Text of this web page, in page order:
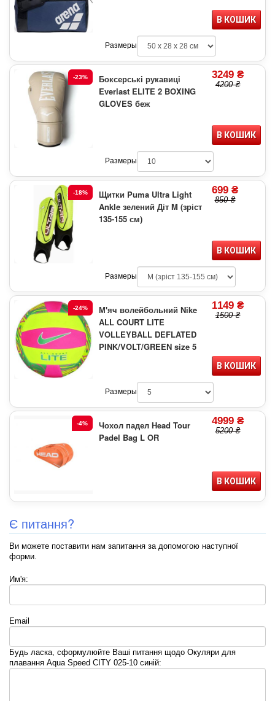
В КОШИК
Размеры
-23%
Боксерські рукавиці
Everlast ELITE 2 BOXING
GLOVES беж
3249 ₴
4200 ₴
В КОШИК
Размеры
-18%
Щитки Puma Ultra Light
Ankle зелений Діт M (зріст
135-155 см)
699 ₴
850 ₴
В КОШИК
Размеры
-24%
М'яч волейбольний Nike
ALL COURT LITE
VOLLEYBALL DEFLATED
PINK/VOLT/GREEN size 5
1149 ₴
1500 ₴
В КОШИК
Размеры
-4%
Чохол падел Head Tour
Padel Bag L OR
4999 ₴
5200 ₴
В КОШИК
Є питання?
Ви можете поставити нам запитання за допомогою наступної
форми.
Им'я:
Email
Будь ласка, сформулюйте Ваші питання щодо Окуляри для
плавання Aqua Speed CITY 025-10 синій: